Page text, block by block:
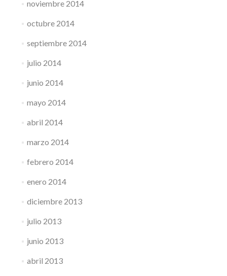
noviembre 2014
octubre 2014
septiembre 2014
julio 2014
junio 2014
mayo 2014
abril 2014
marzo 2014
febrero 2014
enero 2014
diciembre 2013
julio 2013
junio 2013
abril 2013